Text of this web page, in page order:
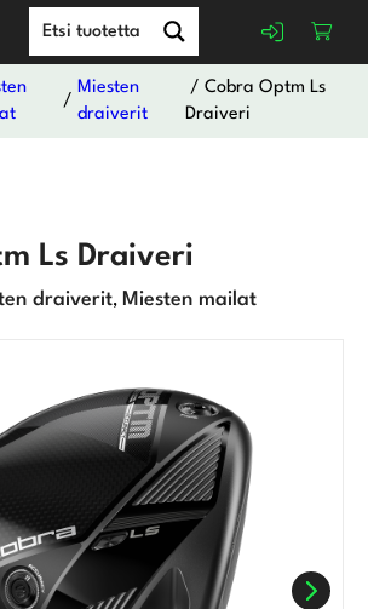
/
Miesten
draiverit
/ Cobra Optm Ls
Draiveri
Ls Draiveri
draiverit, Miesten mailat